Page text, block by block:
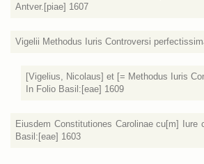
Antver.[piae] 1607
Vigelii Methodus Iuris Controversi
[Vigelius, Nicolaus] et [= Methodus Iuris
In Folio Basil:[eae] 1609
Eiusdem Constitutiones Carolinae cu[m] Iure
Basil:[eae] 1603